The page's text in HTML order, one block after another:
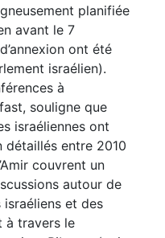
planifiée
avant le 7
ont été
israélien).
à
souligne que
israéliennes ont
détaillés entre 2010
couvrent un
autour de
israéliens et des
à travers le